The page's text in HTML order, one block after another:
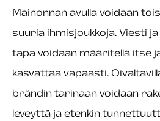
Mainonnan avulla voidaan
suuria ihmisjoukkoja. Viesti
tapa voidaan määritellä itse
kasvattaa vapaasti.
brändin tarinaan voidaan
leveyttä ja etenkin